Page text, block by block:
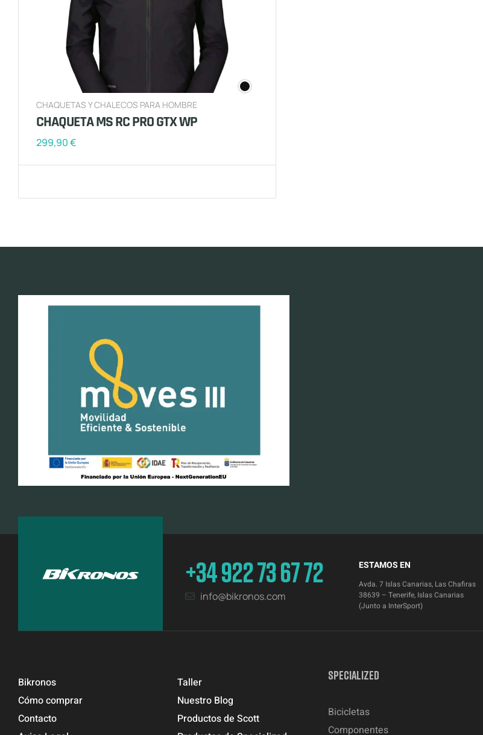
CHAQUETAS Y CHALECOS PARA HOMBRE
CHAQUETA MS RC PRO GTX WP
299,90€
+34 922 73 67 72
info@bikronos.com
ESTAMOS EN
Avda. 7 Islas Canarias, Las Chafiras
38639 – Tenerife, Islas Canarias
(Junto a InterSport)
Bikronos
Cómo comprar
Contacto
Taller
Nuestro Blog
Productos de Scott
SPECIALIZED
Bicicletas
Componentes